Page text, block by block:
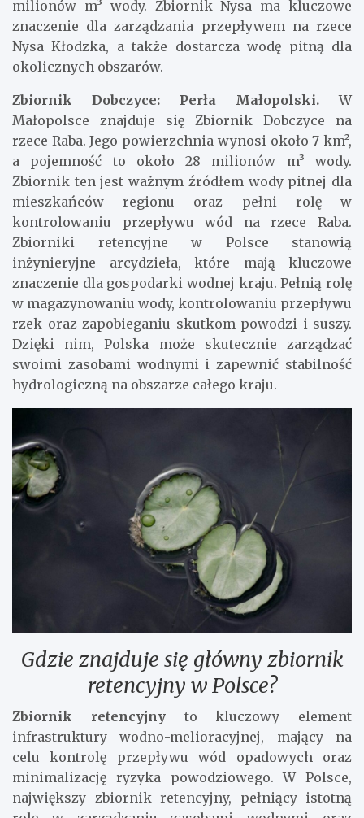
milionów m³ wody. Zbiornik Nysa ma kluczowe
znaczenie dla zarządzania przepływem na rzece
Nysa Kłodzka, a także dostarcza wodę pitną dla
okolicznych obszarów.
Zbiornik Dobczyce: Perła Małopolski.W
Małopolsce znajduje się Zbiornik Dobczyce na
rzece Raba. Jego powierzchnia wynosi około 7 km²,
a pojemność to około 28 milionów m³ wody.
Zbiornik ten jest ważnym źródłem wody pitnej dla
mieszkańców regionu oraz pełni rolę w
kontrolowaniu przepływu wód na rzece Raba.
Zbiorniki retencyjne w Polsce stanowią
inżynieryjne arcydzieła, które mają kluczowe
znaczenie dla gospodarki wodnej kraju. Pełnią rolę
w magazynowaniu wody, kontrolowaniu przepływu
rzek oraz zapobieganiu skutkom powodzi i suszy.
Dzięki nim, Polska może skutecznie zarządzać
swoimi zasobami wodnymi i zapewnić stabilność
hydrologiczną na obszarze całego kraju.
Gdzie znajduje się główny zbiornik
retencyjny w Polsce?
Zbiornik retencyjnyto kluczowy element
infrastruktury wodno-melioracyjnej, mający na
celu kontrolę przepływu wód opadowych oraz
minimalizację ryzyka powodziowego. W Polsce,
największy zbiornik retencyjny, pełniący istotną